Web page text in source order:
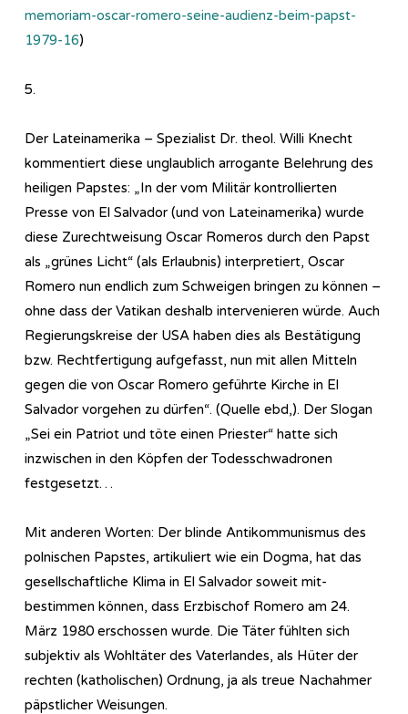
memoriam-oscar-romero-seine-audienz-beim-papst-
1979-16)
5.
Der Lateinamerika – Spezialist Dr. theol. Willi Knecht
kommentiert diese unglaublich arrogante Belehrung des
heiligen Papstes: „In der vom Militär kontrollierten
Presse von El Salvador (und von Lateinamerika) wurde
diese Zurechtweisung Oscar Romeros durch den Papst
als „grünes Licht“ (als Erlaubnis) interpretiert, Oscar
Romero nun endlich zum Schweigen bringen zu können –
ohne dass der Vatikan deshalb intervenieren würde. Auch
Regierungskreise der USA haben dies als Bestätigung
bzw. Rechtfertigung aufgefasst, nun mit allen Mitteln
gegen die von Oscar Romero geführte Kirche in El
Salvador vorgehen zu dürfen“. (Quelle ebd,). Der Slogan
„Sei ein Patriot und töte einen Priester“ hatte sich
inzwischen in den Köpfen der Todesschwadronen
festgesetzt…
Mit anderen Worten: Der blinde Antikommunismus des
polnischen Papstes, artikuliert wie ein Dogma, hat das
gesellschaftliche Klima in El Salvador soweit mit-
bestimmen können, dass Erzbischof Romero am 24.
März 1980 erschossen wurde. Die Täter fühlten sich
subjektiv als Wohltäter des Vaterlandes, als Hüter der
rechten (katholischen) Ordnung, ja als treue Nachahmer
päpstlicher Weisungen.